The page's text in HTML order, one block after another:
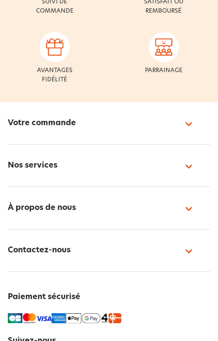
SUIVI DE
COMMANDE
SATISFAIT OU
REMBOURSÉ
AVANTAGES
FIDÉLITÉ
PARRAINAGE
Votre commande
Nos services
À propos de nous
Contactez-nous
Paiement sécurisé